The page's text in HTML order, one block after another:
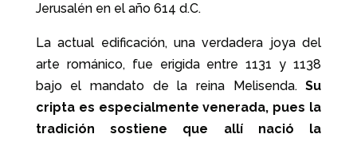
Jerusalén en el año 614 d.C.
La actual edificación, una verdadera joya del
arte románico, fue erigida entre 1131 y 1138
bajo el mandato de la reina Melisenda.Su
cripta es especialmente venerada, pues la
tradición sostiene que allí nació la